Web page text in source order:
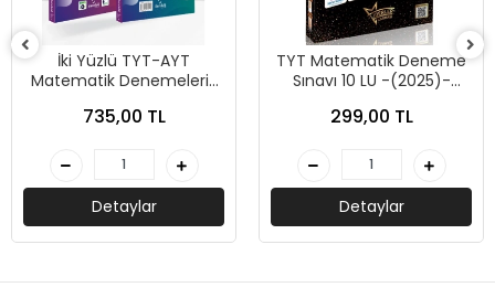
İki Yüzlü TYT-AYT
Matematik Denemeleri-
735,00 TL
Detaylar
TYT Matematik Deneme
Sınavı 10 LU -(2025)-
299,00 TL
Detaylar